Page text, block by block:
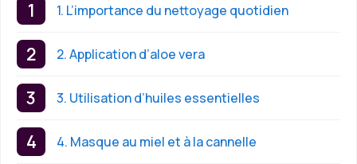
1. L’importance du nettoyage quotidien
2. Application d’aloe vera
3. Utilisation d’huiles essentielles
4. Masque au miel et à la cannelle